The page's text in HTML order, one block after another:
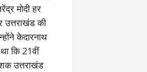
मोदी हर
उत्तराखंड की
केदारनाथ
कि 21वीं
उत्तराखंड